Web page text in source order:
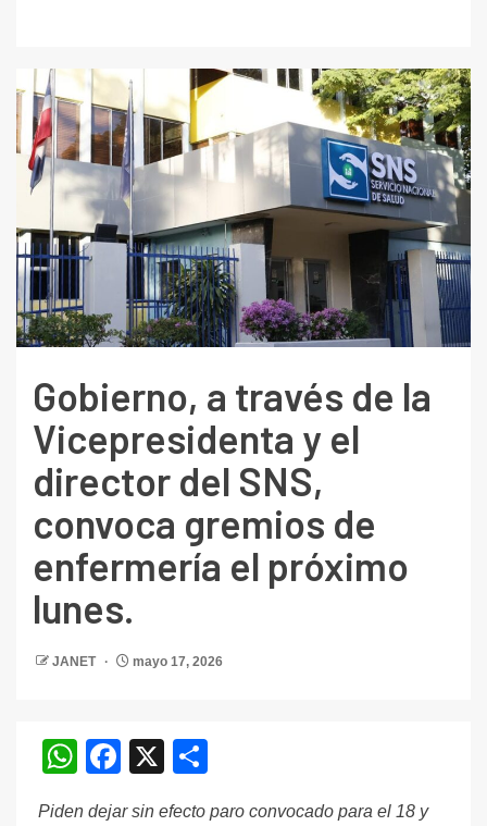
Gobierno, a través de la
Vicepresidenta y el
director del SNS,
convoca gremios de
enfermería el próximo
lunes.
JANET mayo 17, 2026
WhatsApp
Facebook
X
Piden dejar sin efecto paro convocado para el 18 y